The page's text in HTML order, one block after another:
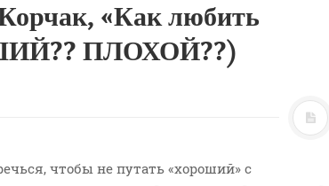
«Как любить
ПЛОХОЙ??)
чтобы не путать «хороший» с